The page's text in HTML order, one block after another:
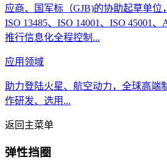
应商、国军标（GJB)的协助起草单位
ISO 13485、ISO 14001、ISO 45001、
推行信息化全程控制...
应用领域
助力登陆火星、航空动力，全球高端
作研发、选用...
返回主菜单
弹性挡圈